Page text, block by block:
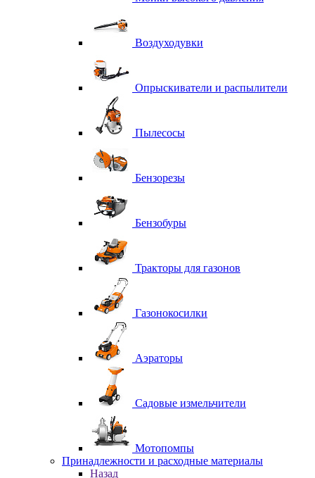
Воздуходувки
Опрыскиватели и распылители
Пылесосы
Бензорезы
Бензобуры
Тракторы для газонов
Газонокосилки
Аэраторы
Садовые измельчители
Мотопомпы
Принадлежности и расходные материалы
Назад